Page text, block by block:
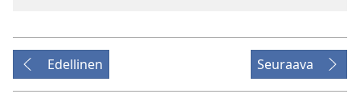
Edellinen Seuraava